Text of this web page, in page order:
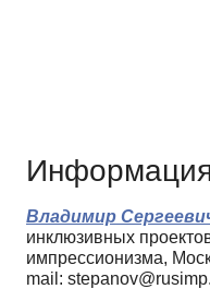
Владимир
инклюзивных
импрессионизма,
mail: